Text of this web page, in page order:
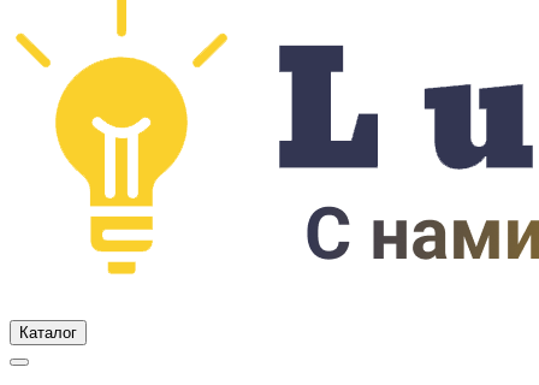
Каталог